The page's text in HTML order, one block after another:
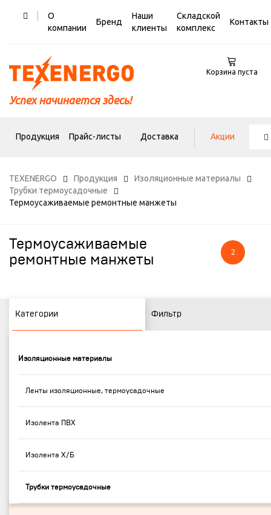
О
компании
Бренд
Наши
клиенты
Складской
комплекс
Контакты
Успех начинается здесь!
Корзина пуста
Продукция Прайс-листы Доставка Акции
TEXENERGO Продукция
Изоляционные материалы
Трубки термоусадочные
Термоусаживаемые ремонтные манжеты
Термоусаживаемые
ремонтные манжеты
2
Категории Фильтр
Изоляционные материалы
Ленты изоляционные, термоусадочные
Изолента ПВХ
Изолента Х/Б
Трубки термоусадочные